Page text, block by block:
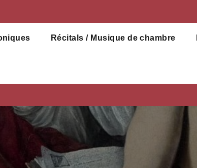
Récitals / Musique de chambre